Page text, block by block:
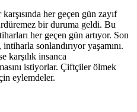
her geçen gün zayıf
bir duruma geldi. Bu
her geçen gün artıyor. Son
sonlandırıyor yaşamını.
karşılık insanca
istiyorlar. Çiftçiler ölmek
eylemdeler.